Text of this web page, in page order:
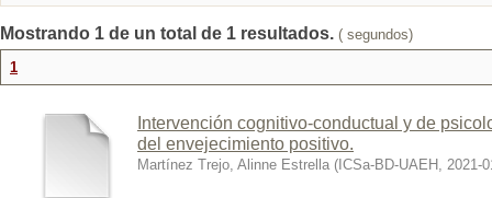
Mostrando 1 de un total de 1 resultados. ( segundos)
1
Intervención cognitivo-conductual y de
del envejecimiento positivo.
Martínez Trejo, Alinne Estrella ( ICSa-BD-UAEH , 2021-